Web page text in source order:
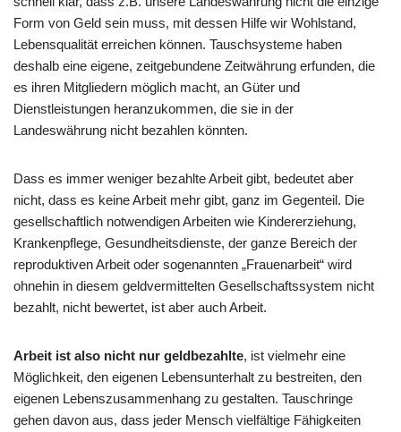
Form von Geld sein muss, mit dessen Hilfe wir Wohlstand,
Lebensqualität erreichen können. Tauschsysteme haben
deshalb eine eigene, zeitgebundene Zeitwährung erfunden, die
es ihren Mitgliedern möglich macht, an Güter und
Dienstleistungen heranzukommen, die sie in der
Landeswährung nicht bezahlen könnten.
Dass es immer weniger bezahlte Arbeit gibt, bedeutet aber
nicht, dass es keine Arbeit mehr gibt, ganz im Gegenteil. Die
gesellschaftlich notwendigen Arbeiten wie Kindererziehung,
Krankenpflege, Gesundheitsdienste, der ganze Bereich der
reproduktiven Arbeit oder sogenannten „Frauenarbeit“ wird
ohnehin in diesem geldvermittelten Gesellschaftssystem nicht
bezahlt, nicht bewertet, ist aber auch Arbeit.
Arbeit ist also nicht nur geldbezahlte, ist vielmehr eine
Möglichkeit, den eigenen Lebensunterhalt zu bestreiten, den
eigenen Lebenszusammenhang zu gestalten. Tauschringe
gehen davon aus, dass jeder Mensch vielfältige Fähigkeiten